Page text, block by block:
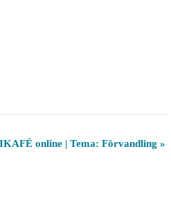
online | Tema: Förvandling »